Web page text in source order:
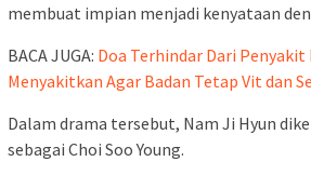
membuat impian menjadi kenyataan
BACA JUGA: Doa Terhindar Dari Penyakit
Menyakitkan Agar Badan Tetap Vit dan
Dalam drama tersebut, Nam Ji Hyun
sebagai Choi Soo Young.